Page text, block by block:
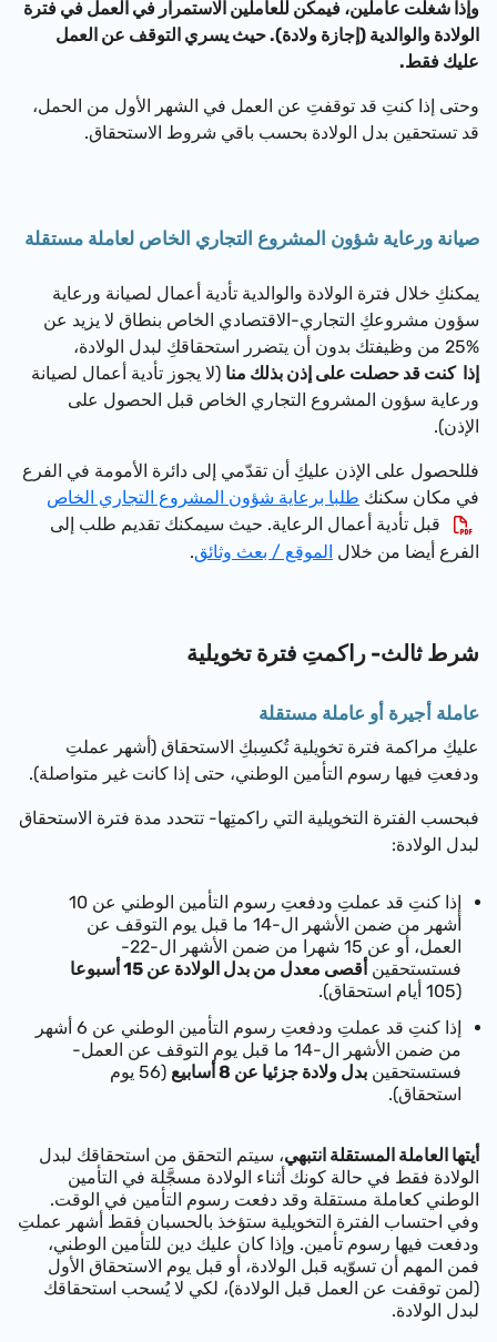
وإذا شغلت عاملين، فيمكن للعاملين الاستمرار في العمل في فترة
الولادة والوالدية (إجازة ولادة). حيث يسري التوقف عن العمل
عليك فقط.
وحتى إذا كنتِ قد توقفتِ عن العمل في الشهر الأول من الحمل،
قد تستحقين بدل الولادة بحسب باقي شروط الاستحقاق.
صيانة ورعاية شؤون المشروع التجاري الخاص لعاملة مستقلة
يمكنكِ خلال فترة الولادة والوالدية تأدية أعمال لصيانة ورعاية
سؤون مشروعكِ التجاري-الاقتصادي الخاص بنطاق لا يزيد عن
إذا كنت قد حصلت على إذن بذلك منا(لا يجوز تأديةأعمال لصيانة
ورعاية سؤون المشروع التجاري الخاص قبل الحصول على
الإذن).
فللحصول على الإذن عليكِ أن تقدّمي إلى دائرة الأمومة في الفرع
في مكان سكنكطلبا برعاية شؤون المشروع التجاري الخاص
قبل تأدية أعمال الرعاية. حيث سيمكنك تقديم طلب إلى
الفرع أيضا من خلالالموقع / بعث وثائق.
شرط ثالث- راكمتِ فترة تخويلية
عاملة أجيرة أو عاملة مستقلة
عليكِ مراكمة فترة تخويلية تُكسِبكِ الاستحقاق (أشهر عملتِ
ودفعتِ فيها رسوم التأمين الوطني، حتى إذا كانت غير متواصلة).
فبحسب الفترة التخويلية التي راكمتِها- تتحدد مدة فترة الاستحقاق
لبدل الولادة:
إذا كنتِ قد عملتِ ودفعتِ رسوم التأمين الوطني عن 10
أشهر من ضمن الأشهر ال-14 ما قبل يوم التوقف عن
العمل، أو عن 15 شهرا من ضمن الأشهر ال-22-
فستستحقينأقصى معدل من بدل الولادة عن 15 أسبوعا
إذا كنتِ قد عملتِ ودفعتِ رسوم التأمين الوطني عن 6 أشهر
من ضمن الأشهر ال-14 ما قبل يوم التوقف عن العمل-
فستستحقينبدل ولادة جزئيا عن 8 أسابيع
(56 يوم
استحقاق).
أيتها العاملة المستقلة انتبهي، سيتم التحقق من استحقاقك لبدل
الولادة فقط في حالة كونك أثناء الولادة مسجَّلة في التأمين
الوطني كعاملة مستقلة وقد دفعت رسوم التأمين في الوقت.
وفي احتساب الفترة التخويلية ستؤخذ بالحسبان فقط أشهر عملتِ
ودفعت فيها رسوم تأمين. وإذا كان عليك دين للتأمين الوطني،
فمن المهم أن تسوّيه قبل الولادة، أو قبل يوم الاستحقاق الأول
(لمن توقفت عن العمل قبل الولادة)، لكي لا يُسحب استحقاقك
لبدل الولادة.